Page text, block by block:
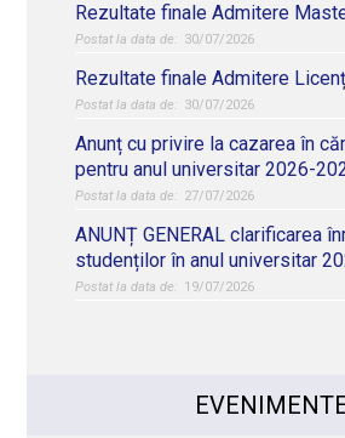
Rezultate finale Admitere
30/07/2026
Rezultate finale Admitere
30/07/2026
Anunț cu privire la cazarea în
pentru anul universitar 2026-
27/07/2026
ANUNȚ GENERAL clarificarea
studenților în anul universitar
19/07/2026